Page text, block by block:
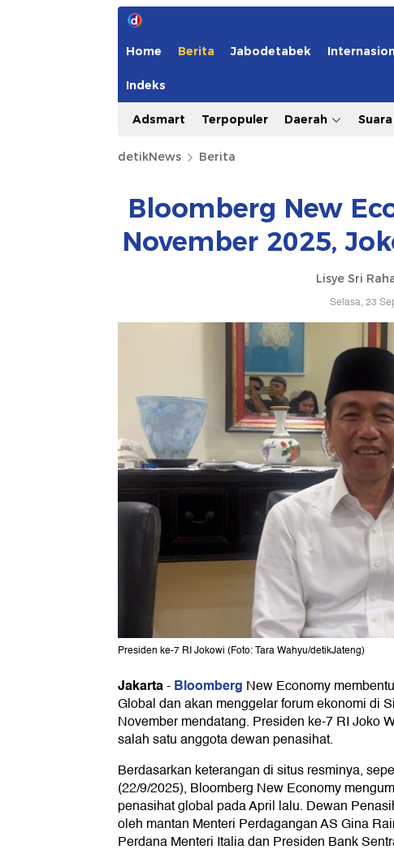
Home Berita Jabodetabek
Indeks
Adsmart Terpopuler Daerah
detikNews Berita
Bloomberg New
November 2025,
Lisye Sri
Selasa, 23
Presiden ke-7 RI Jokowi (Foto: Tara Wahyu/detikJateng)
Jakarta-Bloomberg New Economy
Global dan akan menggelar forum ekonomi di
November mendatang. Presiden ke-7 RI Joko
salah satu anggota dewan penasihat.
Berdasarkan keterangan di situs resminya,
(22/9/2025), ⁠Bloomberg New Economy
penasihat global pada April lalu. Dewan
oleh mantan Menteri Perdagangan AS Gina
Perdana Menteri Italia dan Presiden Bank